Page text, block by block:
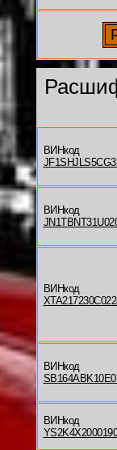
ВИНкод
ВИНкод
ВИНкод
ВИНкод
ВИНкод